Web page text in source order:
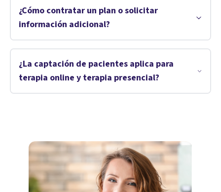
¿Cómo contratar un plan o solicitar
información adicional?
¿La captación de pacientes aplica para
terapia online y terapia presencial?